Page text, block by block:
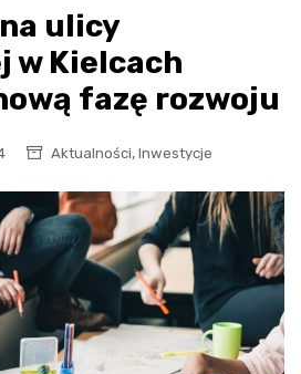
ulicy
w Kielcach
fazę rozwoju
Aktualności, Inwestycje